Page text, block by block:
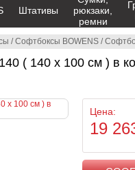
/Софтбоксы BOWENS /Софтбокс
( 140 x 100 см ) в
Цена:
19
Штативы
рюкзаки,
ремни